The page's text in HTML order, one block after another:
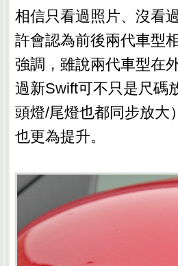
相信只看過照片、沒看
許會認為前後兩代車型
強調，雖說兩代車型在
過新Swift可不只是尺碼
頭燈/尾燈也都同步放大
也更為提升。